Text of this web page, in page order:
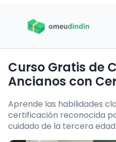
Curso Gratis de
Ancianos con
Aprende las habilidades
certificación reconocida
cuidado de la tercera edad.